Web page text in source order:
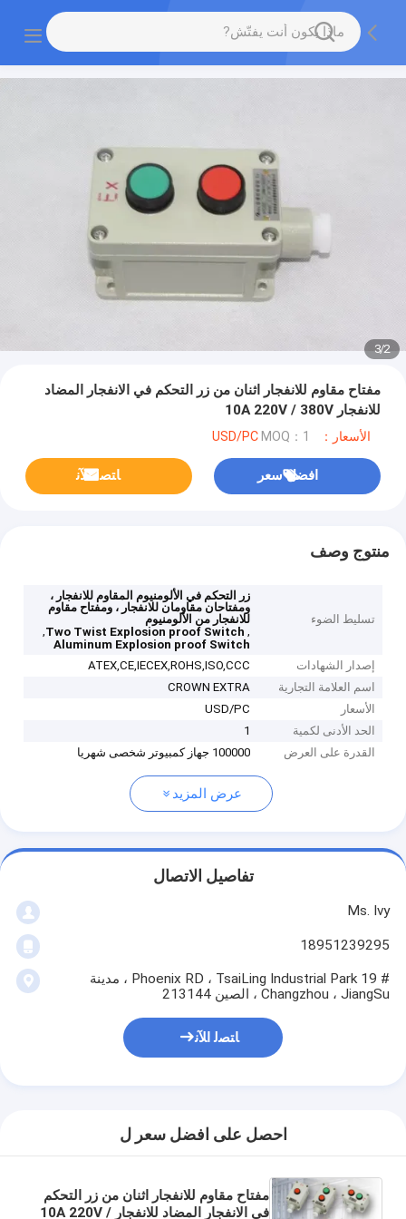
2
/
3
مفتاح مقاوم للانفجار اثنان من زر التحكم في الانفجار المضاد
للانفجار 10A 220V / 380V
الأسعار：USD/PC MOQ：1
افضل سعر ﺎﺘﺼﻟ ﺍﻶﻧ
منتوج وصف
تسليط الضوء
زر التحكم في الألومنيوم المقاوم للانفجار ،
ومفتاحان مقاومان للانفجار ، ومفتاح مقاوم
للانفجار من الألومنيوم
,
Two Twist Explosion proof Switch
,
Aluminum Explosion proof Switch
إصدار الشهادات
ATEX,CE,IECEX,ROHS,ISO,CCC
اسم العلامة التجارية
CROWN EXTRA
الأسعار
USD/PC
الحد الأدنى لكمية
1
القدرة على العرض
100000 جهاز كمبيوتر شخصى شهريا
عرض المزيد
تفاصيل الاتصال
Ms. Ivy
18951239295
# 19 Phoenix RD ، TsaiLing Industrial Park ، مدينة
Changzhou ، JiangSu ، الصين 213144
ﺎﺘﺼﻟ ﺍﻶﻧ
احصل على افضل سعر ل
مفتاح مقاوم للانفجار اثنان من زر التحكم
في الانفجار المضاد للانفجار 10A 220V /